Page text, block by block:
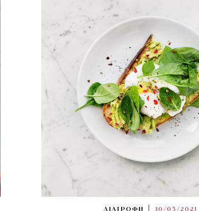
ΔΙΑΤΡΟΦΗ 30/05/2021